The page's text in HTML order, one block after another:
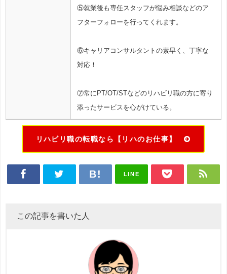
⑤就業後も専任スタッフが悩み相談などのア
フターフォローを行ってくれます。
⑥キャリアコンサルタントの素早く、丁寧な
対応！
⑦常にPT/OT/STなどのリハビリ職の方に寄り
添ったサービスを心がけている。
リハビリ職の転職なら【リハのお仕事】
LINE
この記事を書いた人